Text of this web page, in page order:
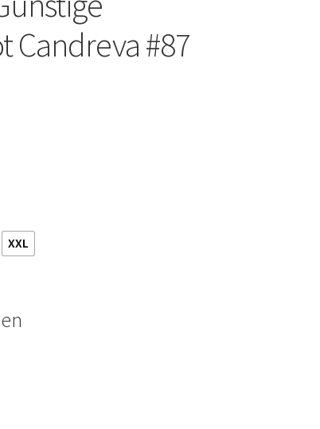
Candreva #87
XXL